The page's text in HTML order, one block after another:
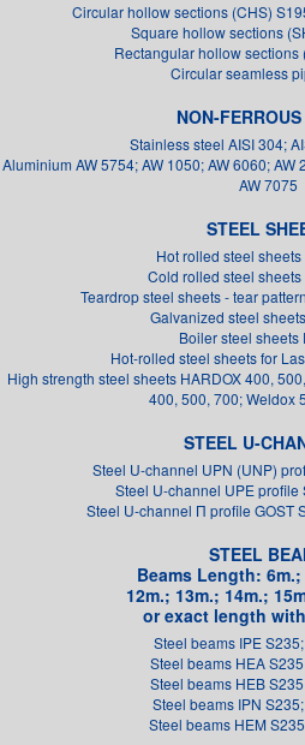
Circular hollow sections (CHS)
Square hollow sections
Rectangular hollow sections
Circular seamless
NON-
Stainless steel AISI 304;
Aluminium AW 5754; AW 1050; AW 6060; AW
AW 7075
STEEL
Hot rolled steel
Cold rolled steel
Teardrop steel sheets - tear
Galvanized steel
Boiler steel sheets
Hot-rolled steel sheets for
High strength steel sheets HARDOX 400,
400, 500, 700; Weldox
STEEL U-
Steel U-channel UPN (UNP)
Steel U-channel UPE profile
Steel U-channel П profile GOST
STEEL
Beams Length: 6m.;
12m.; 13m.; 14m.;
or exact length
Steel beams IPE
Steel beams HEA
Steel beams HEB
Steel beams IPN
Steel beams HEM